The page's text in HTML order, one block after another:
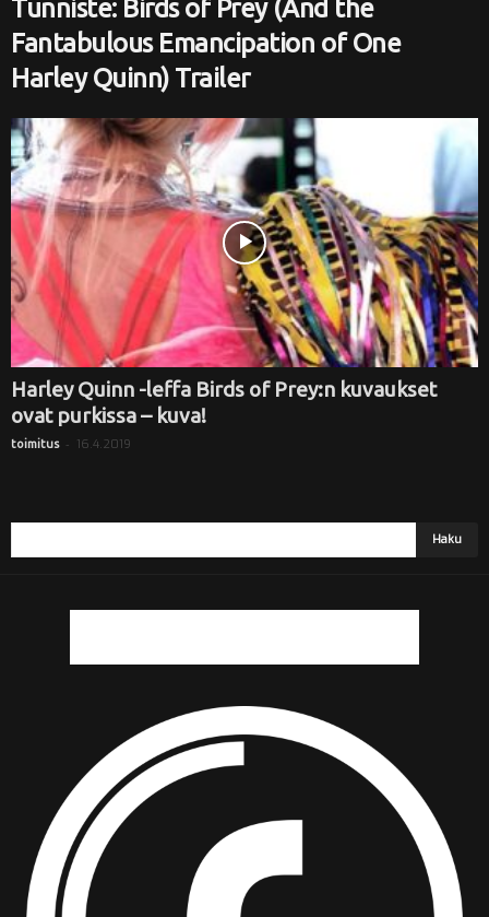
Tunniste: Birds of Prey (And the
Fantabulous Emancipation of One
Harley Quinn) Trailer
Harley Quinn -leffa Birds of Prey:n kuvaukset
ovat purkissa – kuva!
toimitus - 16.4.2019